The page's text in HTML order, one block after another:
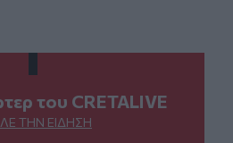
του CRETALIVE
ΤΗΝ ΕΊΔΗΣΗ